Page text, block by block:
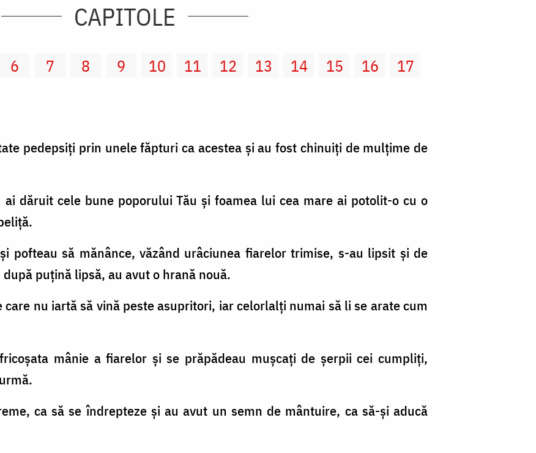
CAPITOLE
6 7 8 9 10 11 12 13 14 15 16
17
pedepsiţi prin unele făpturi ca acestea şi au fost chinuiţi de mulţime de
dăruit cele bune poporului Tău şi foamea lui cea mare ai potolit-o cu o
pofteau să mănânce, văzând urâciunea fiarelor trimise, s-au lipsit şi de
puţină lipsă, au avut o hrană nouă.
care nu iartă să vină peste asupritori, iar celorlalţi numai să li se arate cum
mânie a fiarelor şi se prăpădeau muşcaţi de şerpii cei cumpliţi,
ca să se îndrepteze şi au avut un semn de mântuire, ca să-şi aducă